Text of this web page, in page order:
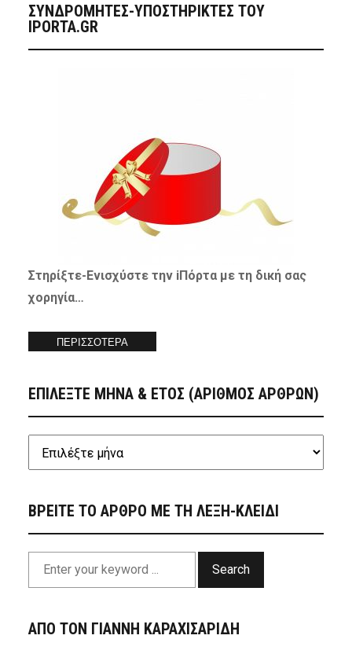
ΣΥΝΔΡΟΜΗΤΈΣ-ΥΠΟΣΤΗΡΙΚΤΈΣ ΤΟΥ
IPORTA.GR
Στηρίξτε-Ενισχύστετην iΠόρτα με τη δική σας
χορηγία…
ΠΕΡΙΣΣΟΤΕΡΑ
ΕΠΙΛΕΞΤΕ ΜΗΝΑ & ΕΤΟΣ (ΑΡΙΘΜΟΣ ΑΡΘΡΩΝ)
ΒΡΕΙΤΕ ΤΟ ΑΡΘΡΟ ΜΕ ΤΗ ΛΕΞΗ-ΚΛΕΙΔΙ
Search
ΑΠΟ ΤΟΝ ΓΙΑΝΝΗ ΚΑΡΑΧΙΣΑΡΙΔΗ